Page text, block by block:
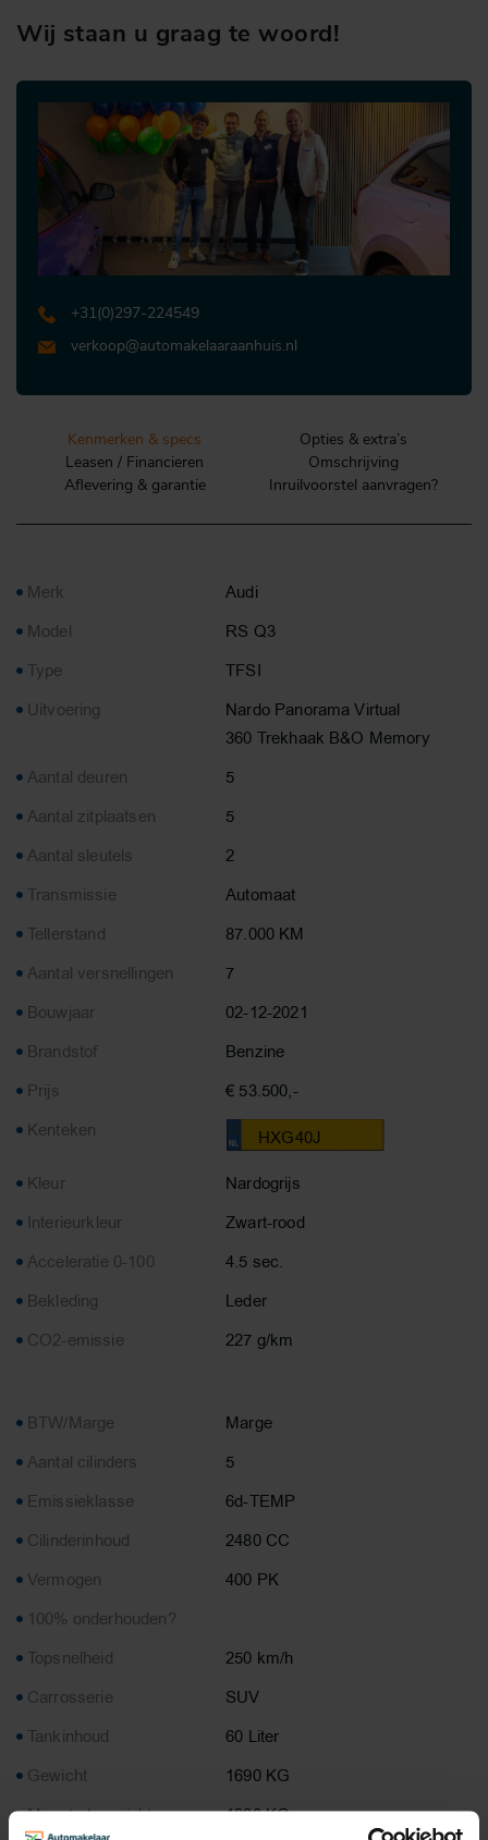
Wij staan u graag te woord!
+31 (0)297-224549
verkoop@automakelaaraanhuis.nl
Kenmerken & specs
Opties & extra’s
Leasen / Financieren
Omschrijving
Aflevering & garantie
Inruilvoorstel aanvragen?
Merk
Audi
Model
RS Q3
Type
TFSI
Uitvoering
Nardo Panorama Virtual
360 Trekhaak B&O Memory
Aantal deuren
5
Aantal zitplaatsen
5
Aantal sleutels
2
Transmissie
Automaat
Tellerstand
87.000 KM
Aantal versnellingen
7
Bouwjaar
02-12-2021
Brandstof
Benzine
Prijs
€ 53.500,-
Kenteken
HXG40J
Kleur
Nardogrijs
Interieurkleur
Zwart-rood
Acceleratie 0-100
4.5 sec.
Bekleding
Leder
CO2-emissie
227 g/km
BTW/Marge
Marge
Aantal cilinders
5
Emissieklasse
6d-TEMP
Cilinderinhoud
2480 CC
Vermogen
400 PK
100% onderhouden?
Topsnelheid
250 km/h
Carrosserie
SUV
Tankinhoud
60 Liter
Gewicht
1690 KG
Max. trekgewicht
1900 KG